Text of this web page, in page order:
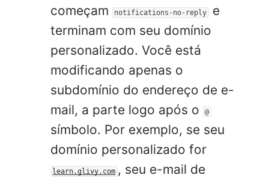
começam
notifications-no-reply e
terminam com seu domínio
personalizado. Você está
modificando apenas o
subdomínio do endereço de e-
mail, a parte logo após o
@
símbolo. Por exemplo, se seu
domínio personalizado for
learn.glivy.com , seu e-mail de